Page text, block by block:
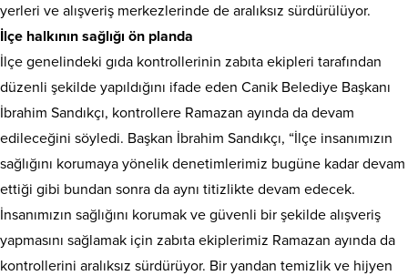
yerleri ve alışveriş merkezlerinde de aralıksız sürdürülüyor.
İlçe halkının sağlığı ön planda
İlçe genelindeki gıda kontrollerinin zabıta ekipleri tarafından
düzenli şekilde yapıldığını ifade eden Canik Belediye Başkanı
İbrahim Sandıkçı, kontrollere Ramazan ayında da devam
edileceğini söyledi. Başkan İbrahim Sandıkçı, “İlçe insanımızın
sağlığını korumaya yönelik denetimlerimiz bugüne kadar devam
ettiği gibi bundan sonra da aynı titizlikte devam edecek.
İnsanımızın sağlığını korumak ve güvenli bir şekilde alışveriş
yapmasını sağlamak için zabıta ekiplerimiz Ramazan ayında da
kontrollerini aralıksız sürdürüyor. Bir yandan temizlik ve hijyen